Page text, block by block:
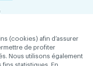
(cookies) afin d’assurer
de profiter
Nous utilisons également